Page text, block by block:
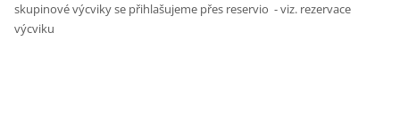
skupinové výcviky se přihlašujeme přes reservio - viz. rezervace
výcviku